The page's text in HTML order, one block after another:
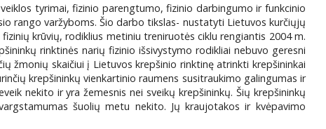
tyrimai, fizinio parengtumo, fizinio darbingumo ir funkcinio
rango varžyboms. Šio darbo tikslas- nustatyti Lietuvos kurčiųjų
krūvių, rodiklius metiniu treniruotės ciklu rengiantis 2004 m.
rinktinės narių fizinio išsivystymo rodikliai nebuvo geresni
žmonių skaičiui į Lietuvos krepšinio rinktinę atrinkti krepšininkai
krepšininkų vienkartinio raumens susitraukimo galingumas ir
nekito ir yra žemesnis nei sveikų krepšininkų. Šių krepšininkų
šuolių metu nekito. Jų kraujotakos ir kvėpavimo